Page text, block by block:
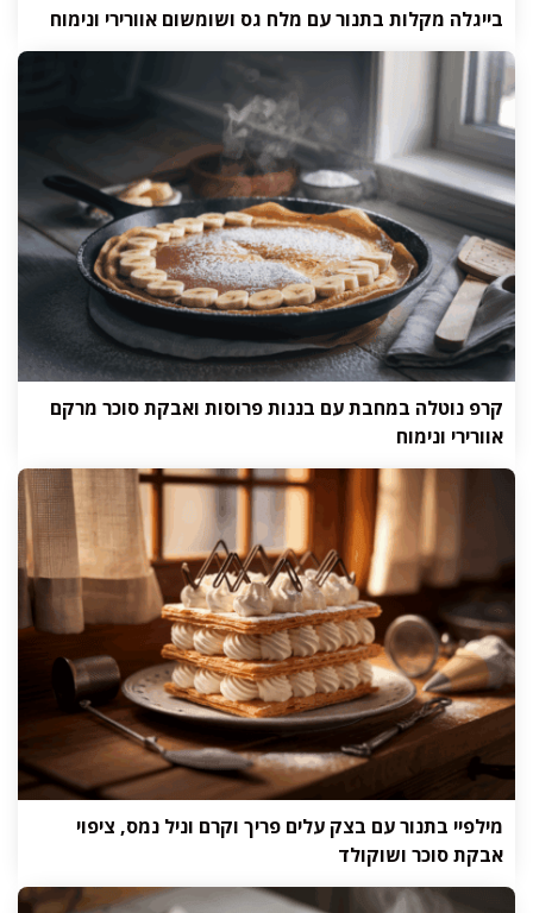
בייגלה מקלות בתנור עם מלח גס ושומשום אוורירי ונימוח
קרפ נוטלה במחבת עם בננות פרוסות ואבקת סוכר מרקם
אוורירי ונימוח
מילפיי בתנור עם בצק עלים פריך וקרם וניל נמס, ציפוי
אבקת סוכר ושוקולד